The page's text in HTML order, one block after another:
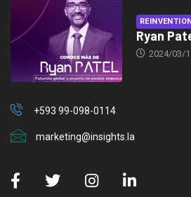
Ryan
2024/03/
+593 99-098-0114
marketing@insights.la